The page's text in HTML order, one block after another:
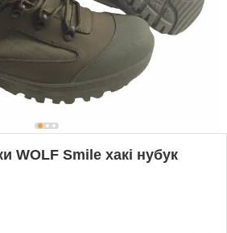
WOLF Smile хакі нубук